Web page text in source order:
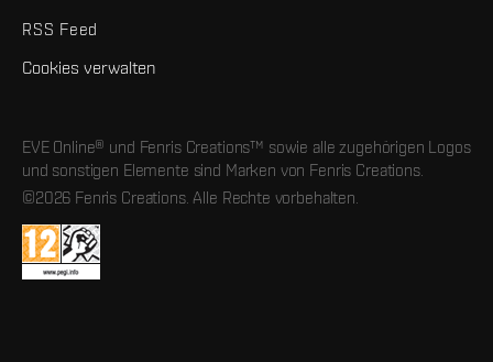
RSS Feed
Cookies verwalten
EVE Online® und Fenris Creations™ sowie alle zugehörigen Logos
und sonstigen Elemente sind Marken von Fenris Creations.
©2026 Fenris Creations. Alle Rechte vorbehalten.